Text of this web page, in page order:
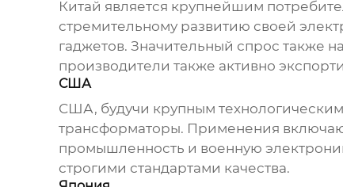
Китай является крупнейшим
стремительному развитию своей
гаджетов. Значительный спрос также
производители также активно
США
США, будучи крупным
трансформаторы. Применения
промышленность и военную
строгими стандартами качества.